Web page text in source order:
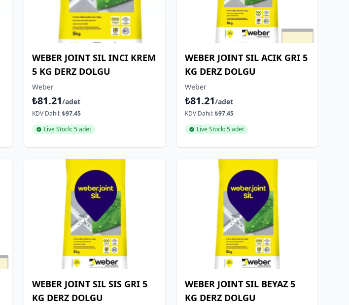
WEBER JOINT SIL INCI KREM
5 KG DERZ DOLGU
Weber
₺81.21/adet
KDV Dahil:₺97.45
Live Stock: 5 adet
WEBER JOINT SIL ACIK GRI 5
KG DERZ DOLGU
Weber
₺81.21/adet
KDV Dahil:₺97.45
Live Stock: 5 adet
WEBER JOINT SIL SIS GRI 5
KG DERZ DOLGU
WEBER JOINT SIL BEYAZ 5
KG DERZ DOLGU